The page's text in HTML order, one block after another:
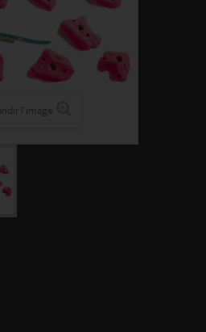
l'image